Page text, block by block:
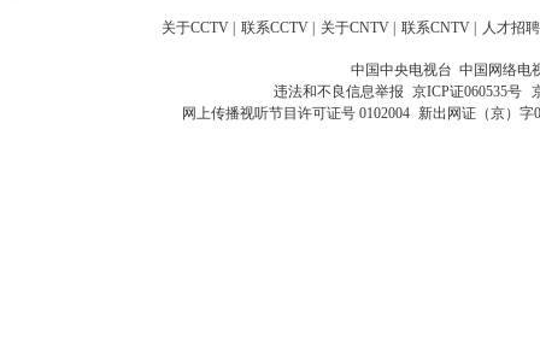
关于CCTV 联系CCTV 关于CNTV 联系CNTV 人才招聘
中国中央电视台 中国网络电
违法和不良信息举报 京ICP证060535号
网上传播视听节目许可证号 0102004 新出网证（京）